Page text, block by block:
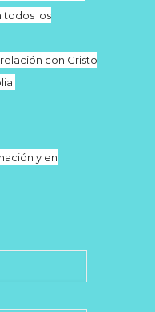
todos los
con Cristo
y en